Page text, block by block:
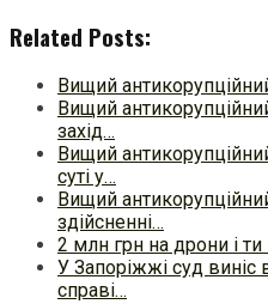
Related Posts:
Вищий
Вищий
захід…
Вищий
суті у…
Вищий
здійсненні…
2 млн грн на дрони і
У Запоріжжі суд
справі…